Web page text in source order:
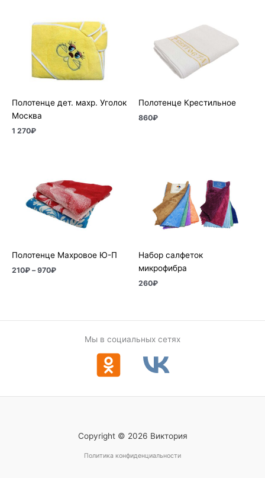
Полотенце дет. махр. Уголок
Москва
1 270₽
Полотенце Крестильное
860₽
Полотенце Махровое Ю-П
210₽ – 970₽
210₽
–
970₽
Набор салфеток
микрофибра
260₽
Мы в социальных сетях
Copyright © 2026 Виктория
Политика конфиденциальности